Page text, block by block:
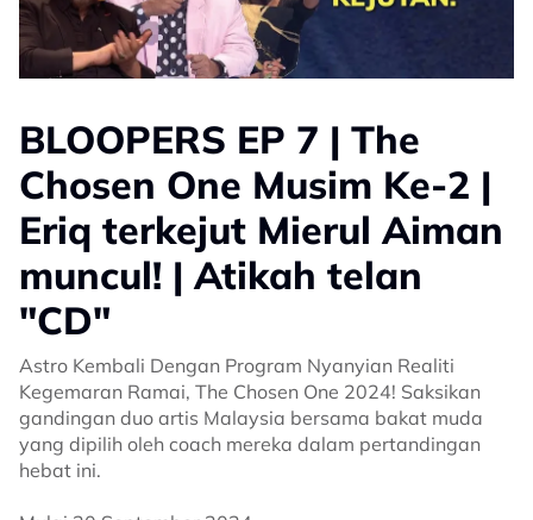
BLOOPERS EP 7 | The
Chosen One Musim Ke-2 |
Eriq terkejut Mierul Aiman
muncul! | Atikah telan
"CD"
Astro Kembali Dengan Program Nyanyian Realiti
Kegemaran Ramai, The Chosen One 2024! Saksikan
gandingan duo artis Malaysia bersama bakat muda
yang dipilih oleh coach mereka dalam pertandingan
hebat ini.